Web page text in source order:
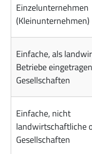
Einzelunternehmen
(Kleinunternehmen)
Einfache, als
Betriebe
Gesellschaften
Einfache, nicht
landwirtschaftliche
Gesellschaften